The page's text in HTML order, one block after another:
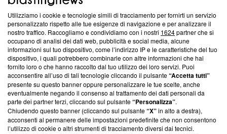
Questa sezione offre informazioni trasparenti su Blasting
News, sui nostri processi editoriali e su come ci impegniamo a
creare news di qualità. Inoltre, afferma la nostra aderenza a
‘Trust Project - News with Integrity’Blasting News non è
ancora membro del programma, ma ha richiesto di farne
parte; Trust Project non ha ancora effettuato una verifica di
conformità agli standard.
Su di noi
Team editoriale
Utilizziamo i cookie e tecnologie simili di tracciamento per fornirti un servizio
personalizzato rispetto alle tue esigenze di navigazione e per analizzare il
nostro traffico. Raccogliamo e condividiamo con i nostri 1624partner che si
occupano di analisi dei dati web, pubblicità e social media, alcune
informazioni sul tuo dispositivo, come l’indirizzo IP e le caratteristiche del tuo
dispositivo, i quali potrebbero combinarle con altre informazioni che hai
fornito loro o che hanno raccolto dal tuo utilizzo dei loro servizi. Puoi
acconsentire all’uso di tali tecnologie cliccando il pulsante“Accetta tutti”
presente su questo banner oppure personalizzare le tue scelte, anche
eventualmente negando il consenso al trattamento dei dati personali da
parte dei partner terzi, cliccando sul pulsante“Personalizza”.
Chiudendo questo banner (cliccando sul pulsante“X”in alto a destra),
acconsenti al permanere delle impostazioni predefinite che non consentono
l’utilizzo di cookie o altri strumenti di tracciamento diversi dai tecnici.